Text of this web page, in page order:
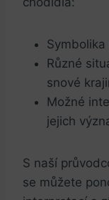
Různé
snové
Možné
jejich
S naší
se můžete